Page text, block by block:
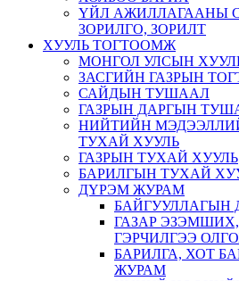
ҮЙЛ АЖИЛЛАГААНЫ
ЗОРИЛГО, ЗОРИЛТ
ХУУЛЬ ТОГТООМЖ
МОНГОЛ УЛСЫН
ЗАСГИЙН ГАЗРЫН
САЙДЫН ТУШААЛ
ГАЗРЫН ДАРГЫН
НИЙТИЙН
ТУХАЙ ХУУЛЬ
ГАЗРЫН ТУХАЙ ХУУЛЬ
БАРИЛГЫН ТУХАЙ
ДҮРЭМ ЖУРАМ
БАЙГУУЛЛАГЫН
ГАЗАР
ГЭРЧИЛГЭЭ
БАРИЛГА, ХОТ
ЖУРАМ